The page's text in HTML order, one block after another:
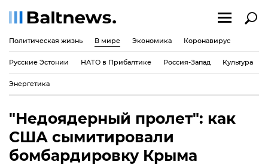
Политическая жизнь В мире Экономика Коронавирус
Русские Эстонии НАТО в Прибалтике Россия-Запад Культура
Энергетика
"Недоядерный пролет": как
США сымитировали
бомбардировку Крыма